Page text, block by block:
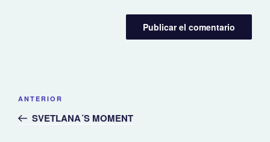
entradas
Entrada
anterior:
ANTERIOR
SVETLANA´S MOMENT